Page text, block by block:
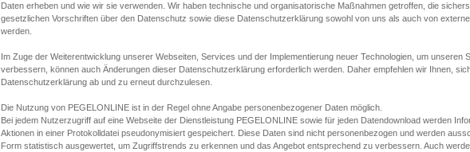
Daten erheben und wie wir sie verwenden. Wir haben technische und organisatorische Maßnahmen getroffen, die
gesetzlichen Vorschriften über den Datenschutz sowie diese Datenschutzerklärung sowohl von uns als auch von
werden.
Im Zuge der Weiterentwicklung unserer Webseiten, Services und der Implementierung neuer Technologien, um unseren
verbessern, können auch Änderungen dieser Datenschutzerklärung erforderlich werden. Daher empfehlen wir Ihnen,
Datenschutzerklärung ab und zu erneut durchzulesen.
Die Nutzung von PEGELONLINE ist in der Regel ohne Angabe personenbezogener Daten möglich.
Bei jedem Nutzerzugriff auf eine Webseite der Dienstleistung PEGELONLINE sowie für jeden Datendownload werden
Aktionen in einer Protokolldatei pseudonymisiert gespeichert. Diese Daten sind nicht personenbezogen und werden
Form statistisch ausgewertet, um Zugriffstrends zu erkennen und das Angebot entsprechend zu verbessern. Auch